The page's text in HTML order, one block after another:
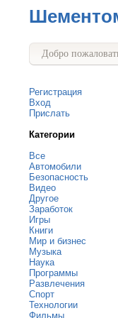
Добро
Регистрация
Вход
Прислать
Категории
Все
Автомобили
Безопасность
Видео
Другое
Заработок
Игры
Книги
Мир и бизнес
Музыка
Наука
Программы
Развлечения
Спорт
Технологии
Фильмы